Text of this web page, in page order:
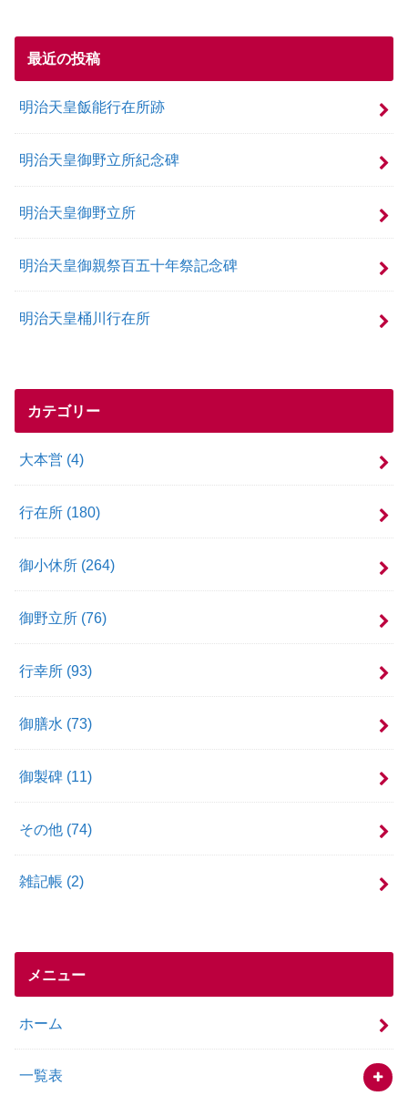
最近の投稿
明治天皇飯能行在所跡
明治天皇御野立所紀念碑
明治天皇御野立所
明治天皇御親祭百五十年祭記念碑
明治天皇桶川行在所
カテゴリー
大本営 (4)
行在所 (180)
御小休所 (264)
御野立所 (76)
行幸所 (93)
御膳水 (73)
御製碑 (11)
その他 (74)
雑記帳 (2)
メニュー
ホーム
一覧表